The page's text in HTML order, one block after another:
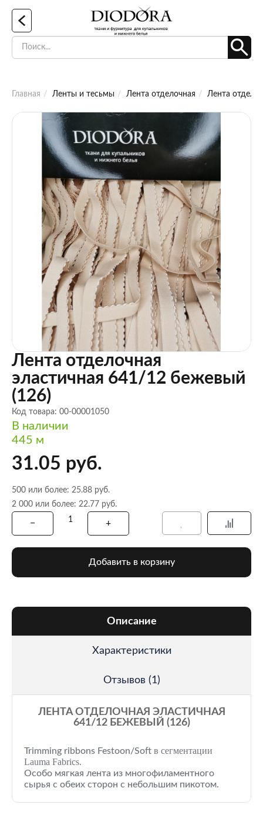
Главная Ленты и тесьмы Лента отделочная Лента
Лента отделочная
эластичная 641/12 бежевый
(126)
Код товара: 00-00001050
В наличии
445 м
31.05 руб.
500 или более: 25.88 руб.
2 000 или более: 22.77 руб.
Добавить в корзину
Описание
Характеристики
Отзывов (1)
ЛЕНТА ОТДЕЛОЧНАЯ ЭЛАСТИЧНАЯ
641/12 БЕЖЕВЫЙ (126)
Trimming ribbons Festoon/Soft в сегментации
Lauma Fabrics.
Особо мягкая лента из многофиламентного
сырья с обеих сторон с небольшим пикотом.